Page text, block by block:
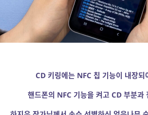
CD 키링에는 NFC 칩 기능이 내장되
핸드폰의 NFC 기능을 켜고 CD 부분과